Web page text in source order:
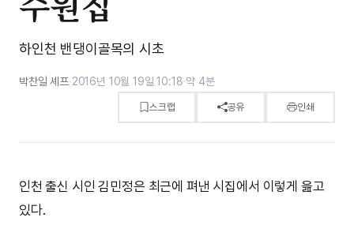
하인천 밴댕이골목의 시초
박찬일 셰프·2016년 10월 19일 10:18·약 4분
스크랩 공유 인쇄
인천 출신 시인 김민정은 최근에 펴낸 시집에서 이렇게 읊고
있다.